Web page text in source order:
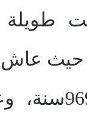
حيث
متوشالح